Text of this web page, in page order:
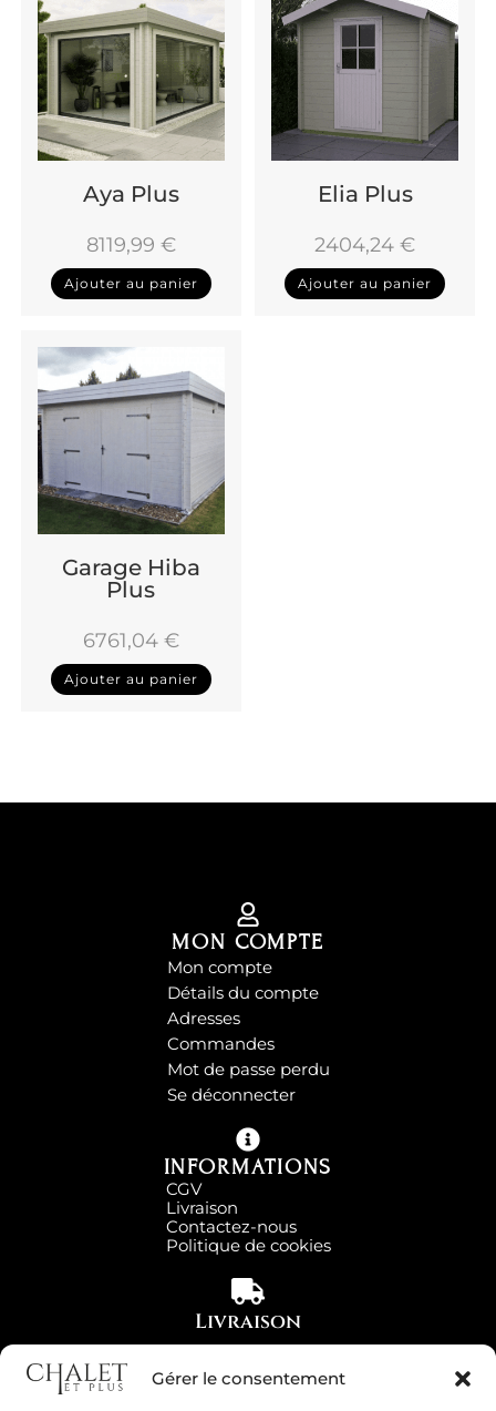
Gérer le consentement
Aya Plus
8119,99 €
Ajouter au panier
Elia Plus
2404,24€
Ajouter au panier
Garage Hiba
Plus
6761,04 €
Ajouter au panier
MON COMPTE
Mon compte
Détails du compte
Adresses
Commandes
Mot de passe perdu
Se déconnecter
INFORMATIONS
CGV
Livraison
Contactez-nous
Politique de cookies
Livraison
Partout en France